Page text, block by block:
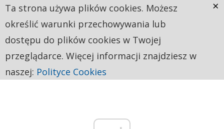
Ta strona używa plików cookies. Możesz
określić warunki przechowywania lub
dostępu do plików cookies w Twojej
przeglądarce. Więcej informacji znajdziesz w
naszej: Polityce Cookies
×